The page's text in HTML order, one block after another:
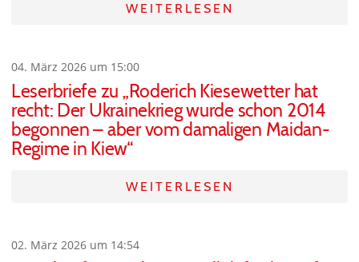
WEITERLESEN
04. März 2026 um 15:00
Leserbriefe zu „Roderich Kiesewetter hat
recht: Der Ukrainekrieg wurde schon 2014
begonnen – aber vom damaligen Maidan-
Regime in Kiew“
WEITERLESEN
02. März 2026 um 14:54